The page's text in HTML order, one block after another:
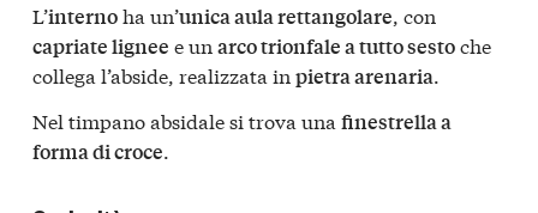
L’internoha un’unica aula rettangolare, con
capriate lignee e un arco trionfale a tutto sestoche
collega l’abside, realizzata in pietra arenaria.
Nel timpano absidale si trova una finestrella a
forma di croce.